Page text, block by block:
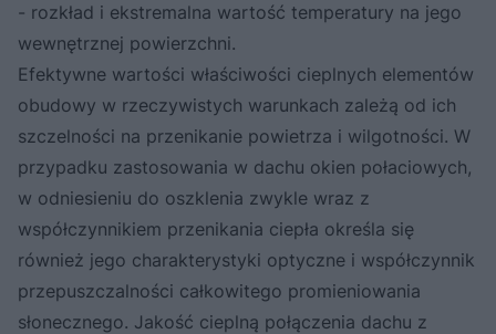
- rozkład i ekstremalna wartość temperatury na jego
wewnętrznej powierzchni.
Efektywne wartości właściwości cieplnych elementów
obudowy w rzeczywistych warunkach zależą od ich
szczelności na przenikanie powietrza i wilgotności. W
przypadku zastosowania w dachu okien połaciowych,
w odniesieniu do oszklenia zwykle wraz z
współczynnikiem przenikania ciepła określa się
również jego charakterystyki optyczne i współczynnik
przepuszczalności całkowitego promieniowania
słonecznego. Jakość cieplną połączenia dachu z